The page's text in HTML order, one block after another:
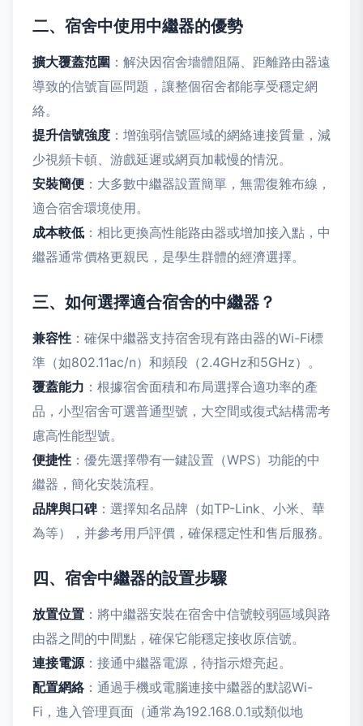
二、宿舍中使用中繼器的優勢
擴大覆蓋范圍 ：解決因宿舍墻體阻隔、距離路由器遠
導致的信號盲區問題，讓整個宿舍都能享受穩定網
絡。
提升信號強度 ：增強弱信號區域的網絡連接質量，減
少視頻卡頓、游戲延遲或網頁加載慢的情況。
安裝簡便 ：大多數中繼器設置簡單，無需復雜布線，
適合宿舍環境使用。
成本較低 ：相比更換高性能路由器或增加接入點，中
繼器通常價格更親民，是學生群體的經濟選擇。
三、如何選擇適合宿舍的中繼器？
兼容性 ：確保中繼器支持宿舍現有路由器的Wi-Fi標
準（如802.11ac/n）和頻段（2.4GHz和5GHz）。
覆蓋能力 ：根據宿舍面積和布局選擇合適功率的產
品，小型宿舍可選普通型號，大空間或復式結構需考
慮高性能型號。
便捷性 ：優先選擇帶有一鍵設置（WPS）功能的中
繼器，簡化安裝流程。
品牌與口碑：選擇知名品牌（如TP-Link、小米、華
為等），并參考用戶評價，確保穩定性和售后服務。
四、宿舍中繼器的設置步驟
放置位置 ：將中繼器安裝在宿舍中信號較弱區域與路
由器之間的中間點，確保它能穩定接收原信號。
連接電源：接通中繼器電源，待指示燈亮起。
配置網絡：通過手機或電腦連接中繼器的默認Wi-
Fi，進入管理頁面（通常為192.168.0.1或類似地